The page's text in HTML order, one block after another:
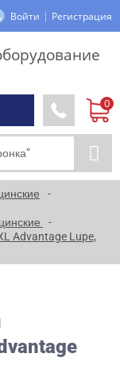
Войти Регистрация
Advantage Lupe,